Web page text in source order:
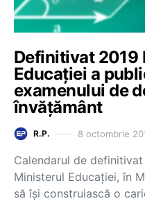
Definitivat 2019
Educației a
examenului de
învățământ
R.P. 8 octombrie
Calendarul de
Ministerul Educației, în
să își construiască o